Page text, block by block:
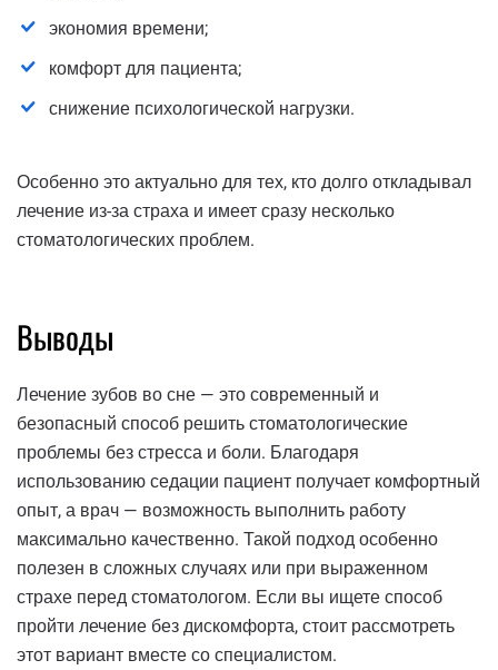
экономия времени;
комфорт для пациента;
снижение психологической нагрузки.
Особенно это актуально для тех, кто долго откладывал
лечение из-за страха и имеет сразу несколько
стоматологических проблем.
Выводы
Лечение зубов во сне — это современный и
безопасный способ решить стоматологические
проблемы без стресса и боли. Благодаря
использованию седации пациент получает комфортный
опыт, а врач — возможность выполнить работу
максимально качественно. Такой подход особенно
полезен в сложных случаях или при выраженном
страхе перед стоматологом. Если вы ищете способ
пройти лечение без дискомфорта, стоит рассмотреть
этот вариант вместе со специалистом.